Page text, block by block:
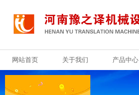
网站首页 关于我们 产品中心